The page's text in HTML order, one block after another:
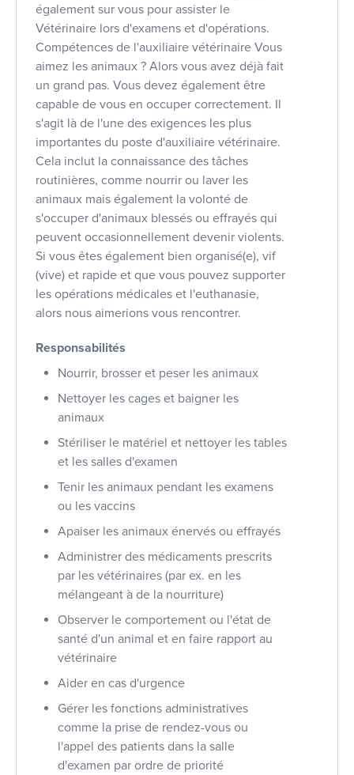
également sur vous pour assister le
Vétérinaire lors d'examens et d'opérations.
Compétences de l'auxiliaire vétérinaire Vous
aimez les animaux ? Alors vous avez déjà fait
un grand pas. Vous devez également être
capable de vous en occuper correctement. Il
s'agit là de l'une des exigences les plus
importantes du poste d'auxiliaire vétérinaire.
Cela inclut la connaissance des tâches
routinières, comme nourrir ou laver les
animaux mais également la volonté de
s'occuper d'animaux blessés ou effrayés qui
peuvent occasionnellement devenir violents.
Si vous êtes également bien organisé(e), vif
(vive) et rapide et que vous pouvez supporter
les opérations médicales et l'euthanasie,
alors nous aimerions vous rencontrer.
Responsabilités
Nourrir, brosser et peser les animaux
Nettoyer les cages et baigner les
animaux
Stériliser le matériel et nettoyer les tables
et les salles d'examen
Tenir les animaux pendant les examens
ou les vaccins
Apaiser les animaux énervés ou effrayés
Administrer des médicaments prescrits
par les vétérinaires (par ex. en les
mélangeant à de la nourriture)
Observer le comportement ou l'état de
santé d'un animal et en faire rapport au
vétérinaire
Aider en cas d'urgence
Gérer les fonctions administratives
comme la prise de rendez-vous ou
l'appel des patients dans la salle
d'examen par ordre de priorité